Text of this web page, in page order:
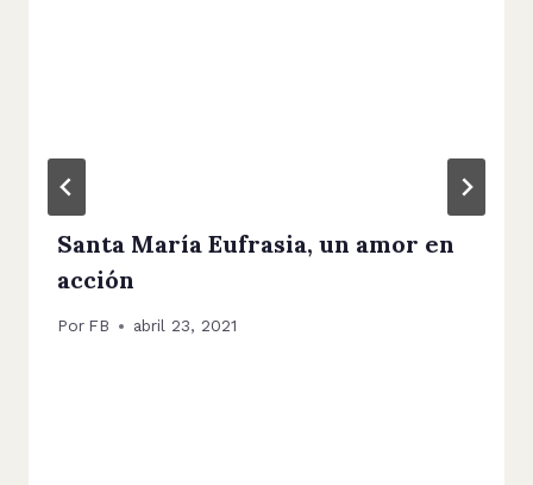
Santa María Eufrasia, un amor en
acción
Por FB abril 23, 2021